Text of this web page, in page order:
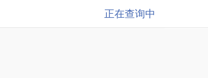
正在查询中